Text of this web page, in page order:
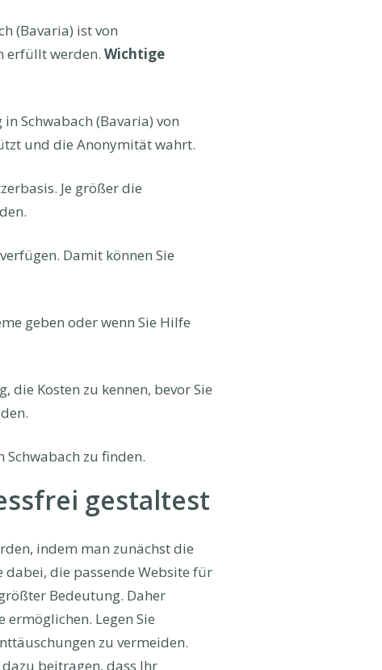
(Bavaria) ist von
erfüllt werden. Wichtige
Schwabach (Bavaria) von
und die Anonymität wahrt.
Je größer die
Damit können Sie
geben oder wenn Sie Hilfe
die Kosten zu kennen, bevor Sie
zu finden.
gestaltest
indem man zunächst die
die passende Website für
Bedeutung. Daher
Legen Sie
zu vermeiden.
beitragen, dass Ihr